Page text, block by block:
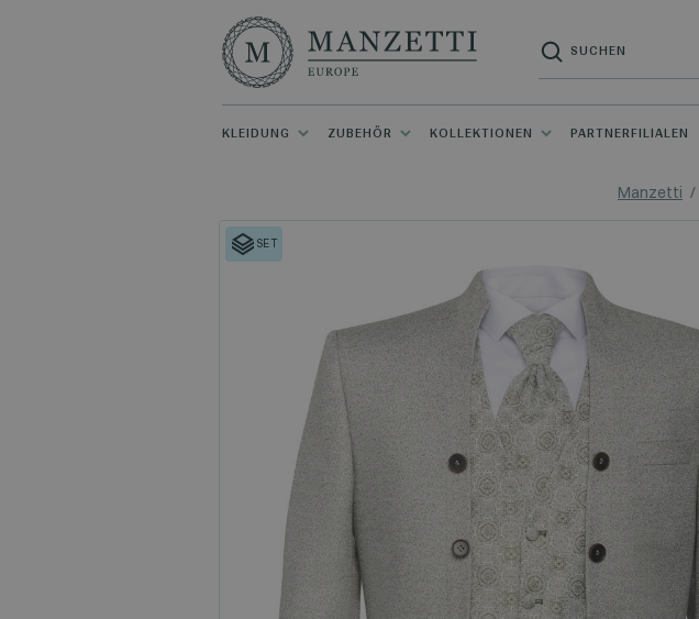
KLEIDUNG ZUBEHÖR KOLLEKTIONEN PARTNERFILIALEN
Manzetti
SET